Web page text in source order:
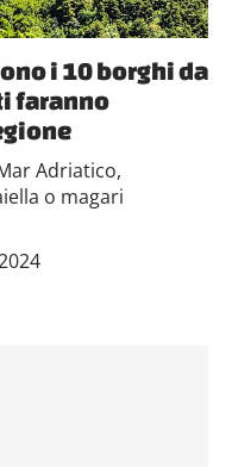
i 10 borghi da
faranno
Adriatico,
o magari